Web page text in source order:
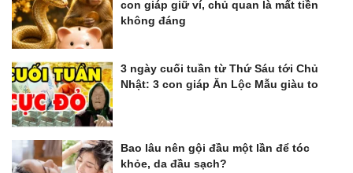
con giáp giữ ví, chủ quan là mất tiền
không đáng
3 ngày cuối tuần từ Thứ Sáu tới Chủ
Nhật: 3 con giáp Ăn Lộc Mẫu giàu to
Bao lâu nên gội đầu một lần để tóc
khỏe, da đầu sạch?